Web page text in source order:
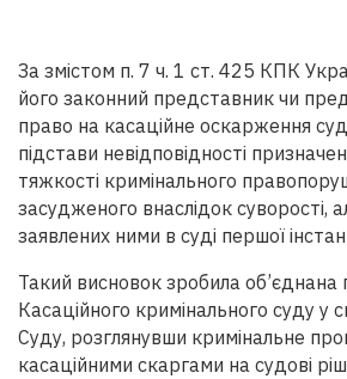
За змістом п. 7 ч. 1 ст. 425 КПК
його законний представник чи
право на касаційне оскарження
підстави невідповідності
тяжкості кримінального
засудженого внаслідок суворості,
заявлених ними в суді першої
Такий висновок зробила об’єднана
Касаційного кримінального суду у
Суду, розглянувши кримінальне
касаційними скаргами на судові